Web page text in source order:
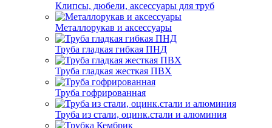
Клипсы, дюбели, аксессуары для труб
Металлорукав и аксессуары
Труба гладкая гибкая ПНД
Труба гладкая жесткая ПВХ
Труба гофрированная
Труба из стали, оцинк.стали и алюминия